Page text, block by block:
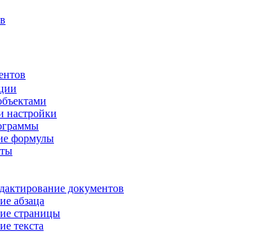
настройки
формулы
документов
абзаца
страницы
текста